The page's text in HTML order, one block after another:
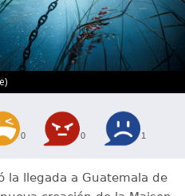
0 0 1
la llegada a Guatemala de